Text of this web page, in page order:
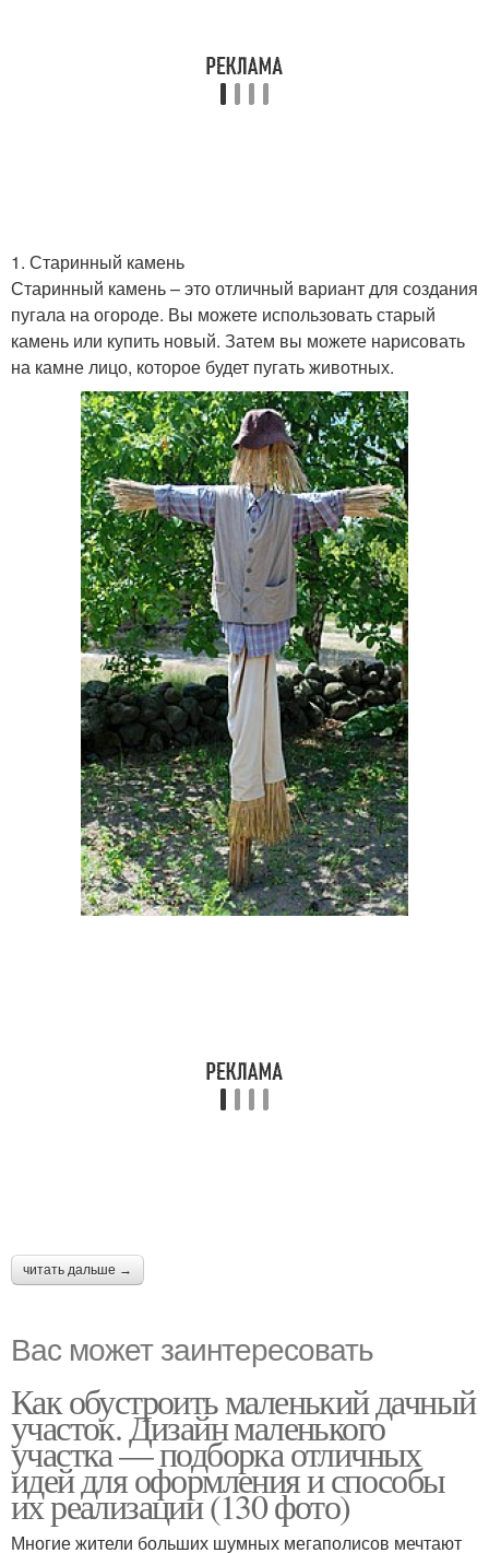
1. Старинный камень
Старинный камень – это отличный вариант для создания
пугала на огороде. Вы можете использовать старый
камень или купить новый. Затем вы можете нарисовать
на камне лицо, которое будет пугать животных.
читать дальше →
Вас может заинтересовать
Как обустроить маленький дачный
участок. Дизайн маленького
участка — подборка отличных
идей для оформления и способы
их реализации (130 фото)
Многие жители больших шумных мегаполисов мечтают